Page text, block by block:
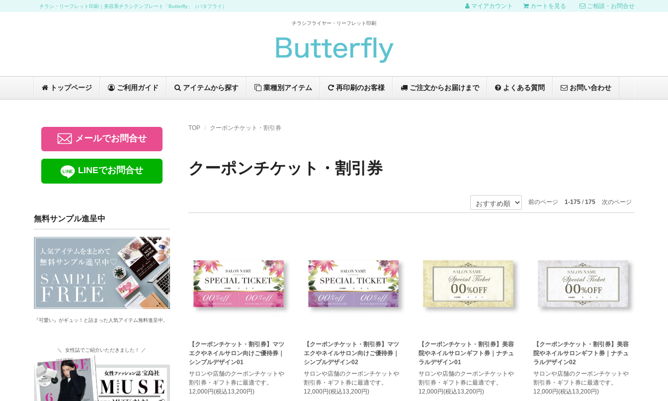
チラシ・リーフレット印刷｜美容系チラシテンプレート「Butterfly」（バタフライ） マイアカウント カートを見る ご相談・お問合せ
チラシフライヤー・リーフレット印刷
トップページ ご利用ガイド アイテムから探す 業種別アイテム 再印刷のお客様 ご注文からお届けまで よくある質問 お問い合わせ
TOP クーポンチケット・割引券
クーポンチケット・割引券
前のページ 1-175/175 次のページ
【クーポンチケット・割引券】マツ
エクやネイルサロン向けご優待券｜
シンプルデザイン01
サロンや店舗のクーポンチケットや
割引券・ギフト券に最適です。
12,000円(税込13,200円)
【クーポンチケット・割引券】マツ
エクやネイルサロン向けご優待券｜
シンプルデザイン02
サロンや店舗のクーポンチケットや
割引券・ギフト券に最適です。
12,000円(税込13,200円)
【クーポンチケット・割引券】美容
院やネイルサロンギフト券｜ナチュ
ラルデザイン01
サロンや店舗のクーポンチケットや
割引券・ギフト券に最適です。
12,000円(税込13,200円)
【クーポンチケット・割引券】美容
院やネイルサロンギフト券｜ナチュ
ラルデザイン02
サロンや店舗のクーポンチケットや
割引券・ギフト券に最適です。
12,000円(税込13,200円)
メールでお問合せ
LINEでお問合せ
無料サンプル進呈中
『可愛い』がギュッ！と詰まった人気アイテム無料進呈中。
＼ 女性誌でご紹介いただきました！ ／